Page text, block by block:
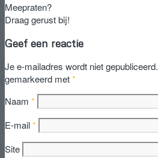
Meepraten?
Draag gerust bij!
Geef een reactie
Je e-mailadres wordt niet gepubliceerd.
gemarkeerd met*
Naam *
E-mail*
Site